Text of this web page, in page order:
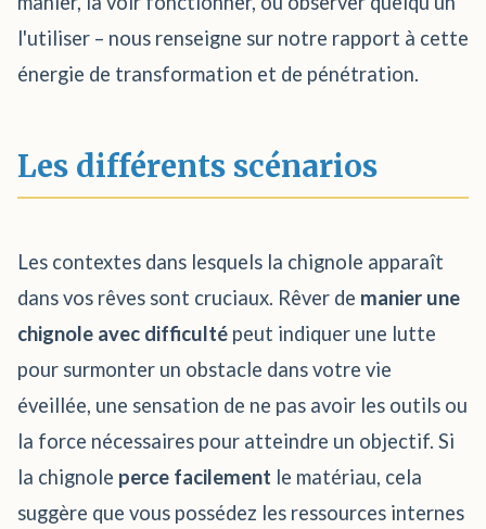
l'utiliser – nous renseigne sur notre rapport à cette
énergie de transformation et de pénétration.
Les différents scénarios
Les contextes dans lesquels la chignole apparaît
dans vos rêves sont cruciaux. Rêver de manier une
chignole avec difficulté peut indiquer une lutte
pour surmonter un obstacle dans votre vie
éveillée, une sensation de ne pas avoir les outils ou
la force nécessaires pour atteindre un objectif. Si
la chignole perce facilement le matériau, cela
suggère que vous possédez les ressources internes